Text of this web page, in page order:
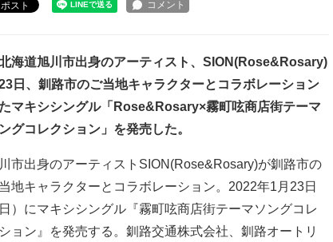
ポスト
海道旭川市出身のアーティスト、SION(Rose&Rosary)
日、釧路市のご当地キャラクターとコラボレーション
マキシシングル「Rose&Rosary×霧町呟商店街テーマ
グコレクション」を発売した。
市出身のアーティストSION(Rose&Rosary)が釧路市の
地キャラクターとコラボレーション。2022年1月23日
日）にマキシシングル『霧町呟商店街テーマソングコレ
ョン』を発売する。釧路交通株式会社、釧路オートリ